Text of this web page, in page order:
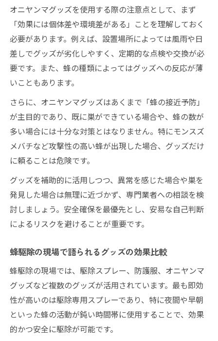
オニヤンマグッズを使用する際の注意点として、まず
「効果には個体差や環境差がある」ことを理解しておく
必要があります。例えば、設置場所によっては風雨や日
差しでグッズが劣化しやすく、定期的な点検や交換が必
要です。また、蜂の種類によってはグッズへの反応が薄
いこともあります。
さらに、オニヤンマグッズはあくまで「蜂の接近予防」
が主目的であり、既に巣ができている場合や、蜂の数が
多い場合には十分な対策とはなりません。特にモンスズ
メバチなど攻撃性の高い蜂が出現した場合、グッズだけ
に頼ることは危険です。
グッズを補助的に活用しつつ、異常を感じた場合や巣を
発見した場合は無理に近づかず、専門業者への相談を検
討しましょう。安全確保を最優先とし、安易な自己判断
によるリスクを避けることが重要です。
蜂駆除の現場で語られるグッズの効果比較
蜂駆除の現場では、駆除スプレー、防護服、オニヤンマ
グッズなど複数のグッズが活用されています。最も即効
性が高いのは駆除専用スプレーであり、特に夜間や早朝
といった蜂の活動が鈍い時間帯に使用することで、効果
的かつ安全に駆除が可能です。